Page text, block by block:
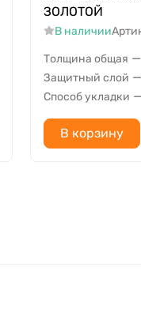
ЗОЛОТОЙ
В наличии
Толщина общая —
Защитный слой —
Способ укладки —
В корзину